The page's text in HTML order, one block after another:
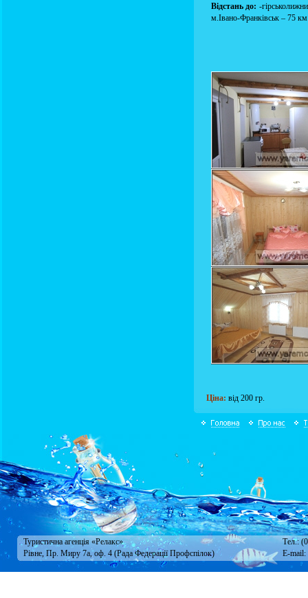
Відстань до: -
м.Івано-Франківськ – 75
Ціна: від 200 гр.
Туристична агенція «Релакс»
Тел.:
Рівне, Пр. Миру 7а, оф. 4 (Рада Федерації Профспілок)
E-mail: